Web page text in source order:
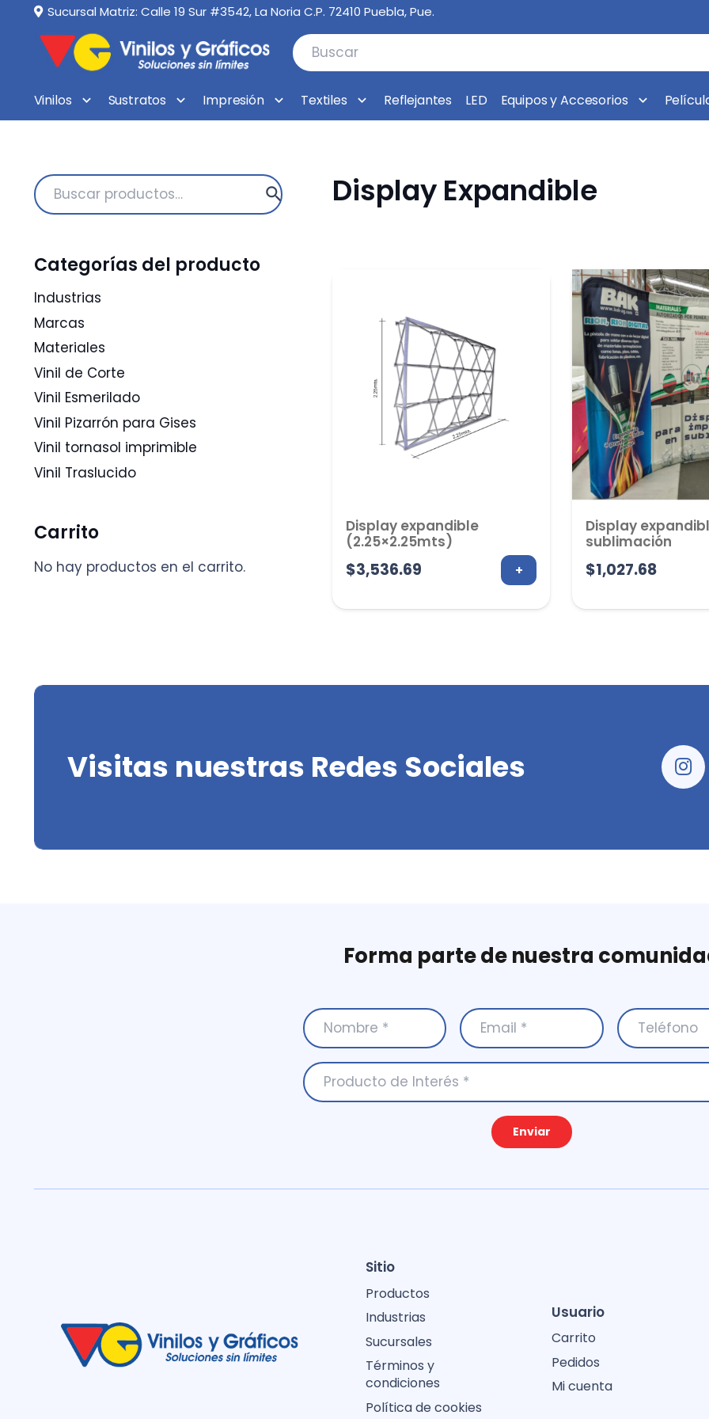
Sucursal Matriz: Calle 19 Sur #3542, La Noria C.P. 72410 Puebla, Pue.
Vinilos Sustratos Impresión Textiles Reflejantes LED Equipos y Accesorios
Display Expandible
Display expandible
(2.25×2.25mts)
$3,536.69 +
Display
sublimación
$1,027.68
Buscar
por:
Categorías del producto
Industrias
Marcas
Materiales
Vinil de Corte
Vinil Esmerilado
Vinil Pizarrón para Gises
Vinil tornasol imprimible
Vinil Traslucido
Carrito
No hay productos en el carrito.
Visitas nuestras Redes Sociales
Forma parte de nuestra
Enviar
Sitio
Productos
Industrias
Sucursales
Términos y
condiciones
Política de cookies
Usuario
Carrito
Pedidos
Mi cuenta